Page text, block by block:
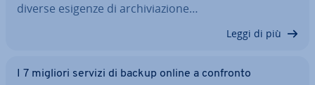
diverse esigenze di ar­chi­via­zio­ne…
Leggi di più
I 7 migliori servizi di backup online a confronto